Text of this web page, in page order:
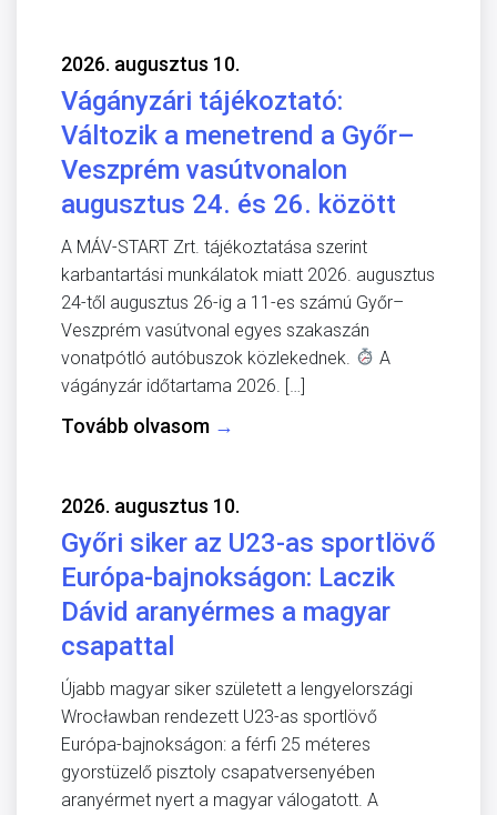
2026. augusztus 10.
Vágányzári tájékoztató:
Változik a menetrend a Győr–
Veszprém vasútvonalon
augusztus 24. és 26. között
A MÁV-START Zrt. tájékoztatása szerint
karbantartási munkálatok miatt 2026. augusztus
24-től augusztus 26-ig a 11-es számú Győr–
Veszprém vasútvonal egyes szakaszán
vonatpótló autóbuszok közlekednek.
A
vágányzár időtartama 2026. […]
Tovább olvasom →
2026. augusztus 10.
Győri siker az U23-as sportlövő
Európa-bajnokságon: Laczik
Dávid aranyérmes a magyar
csapattal
Újabb magyar siker született a lengyelországi
Wrocławban rendezett U23-as sportlövő
Európa-bajnokságon: a férfi 25 méteres
gyorstüzelő pisztoly csapatversenyében
aranyérmet nyert a magyar válogatott. A